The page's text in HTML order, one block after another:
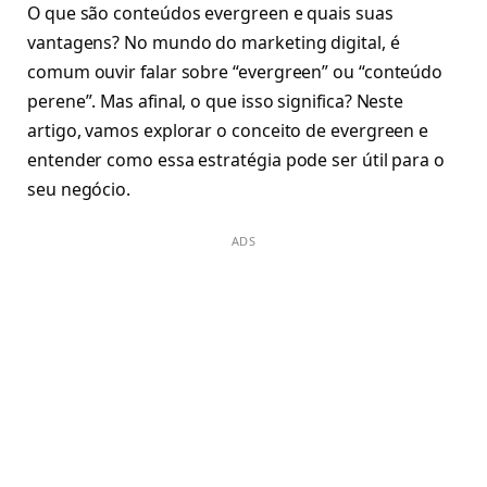
O que são conteúdos evergreen e quais suas
vantagens? No mundo do marketing digital, é
comum ouvir falar sobre “evergreen” ou “conteúdo
perene”. Mas afinal, o que isso significa? Neste
artigo, vamos explorar o conceito de evergreen e
entender como essa estratégia pode ser útil para o
seu negócio.
ADS